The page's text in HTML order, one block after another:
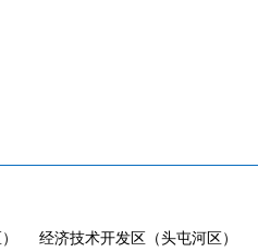
经济技术开发区（头屯河区）